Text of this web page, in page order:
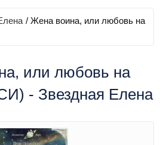
/ Жена воина, или любовь на
или любовь на
- Звездная Елена